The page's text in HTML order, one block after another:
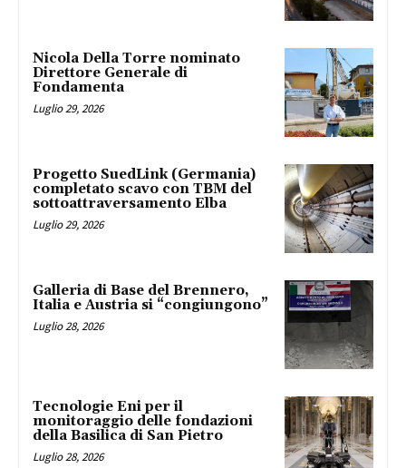
Nicola Della Torre nominato
Direttore Generale di
Fondamenta
Luglio 29, 2026
Progetto SuedLink (Germania)
completato scavo con TBM del
sottoattraversamento Elba
Luglio 29, 2026
Galleria di Base del Brennero,
Italia e Austria si “congiungono”
Luglio 28, 2026
Tecnologie Eni per il
monitoraggio delle fondazioni
della Basilica di San Pietro
Luglio 28, 2026